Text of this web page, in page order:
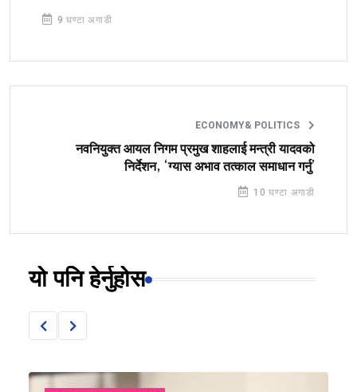
9 घण्टा अगाडी
ECONOMY& POLITICS
नवनियुक्त आयल निगम प्रमुख शाहलाई मन्त्री यादवको
निर्देशन, ‘ग्यास अभाव तत्काल समाधान गर्नु’
10 घण्टा अगाडी
यो पनि हेर्नुहोस